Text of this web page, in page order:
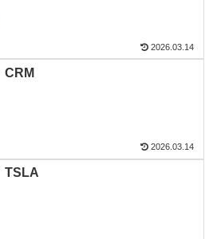
2026.03.14
CRM
2026.03.14
TSLA